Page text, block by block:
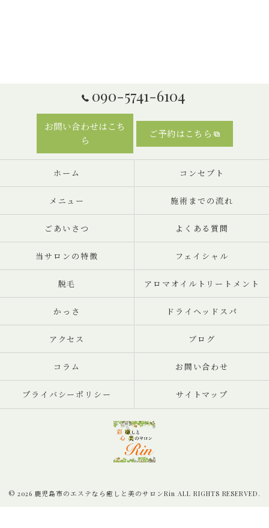
090-5741-6104
お問い合わせはこち
ら
ご予約はこちら
ホーム コンセプト
メニュー 施術までの流れ
ごあいさつ よくある質問
当サロンの特徴 フェイシャル
脱毛 アロマオイルトリートメント
かっさ ドライヘッドスパ
アクセス ブログ
コラム お問い合わせ
プライバシーポリシー サイトマップ
© 2026 鹿児島市のエステなら癒しと美のサロンRin ALL RIGHTS RESERVED.